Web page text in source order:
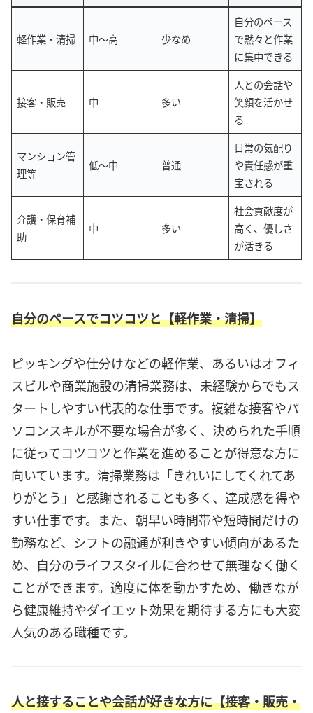
軽作業・清掃 中〜高 少なめ
自分のペース
で黙々と作業
に集中できる
接客・販売 中 多い
人との会話や
笑顔を活かせ
る
マンション管
理等
低〜中 普通
日常の気配り
や責任感が重
宝される
介護・保育補
助
中 多い
社会貢献度が
高く、優しさ
が活きる
自分のペースでコツコツと【軽作業・清掃】
ピッキングや仕分けなどの軽作業、あるいはオフィ
スビルや商業施設の清掃業務は、未経験からでもス
タートしやすい代表的な仕事です。複雑な接客やパ
ソコンスキルが不要な場合が多く、決められた手順
に従ってコツコツと作業を進めることが得意な方に
向いています。清掃業務は「きれいにしてくれてあ
りがとう」と感謝されることも多く、達成感を得や
すい仕事です。また、朝早い時間帯や短時間だけの
勤務など、シフトの融通が利きやすい傾向があるた
め、自分のライフスタイルに合わせて無理なく働く
ことができます。適度に体を動かすため、働きなが
ら健康維持やダイエット効果を期待する方にも大変
人気のある職種です。
人と接することや会話が好きな方に【接客・販売・